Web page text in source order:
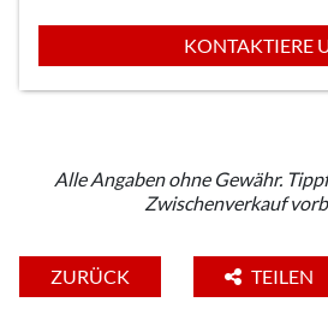
KONTAKTIERE
Alle Angaben ohne Gewähr.
Zwischenverkauf
ZURÜCK TEILEN